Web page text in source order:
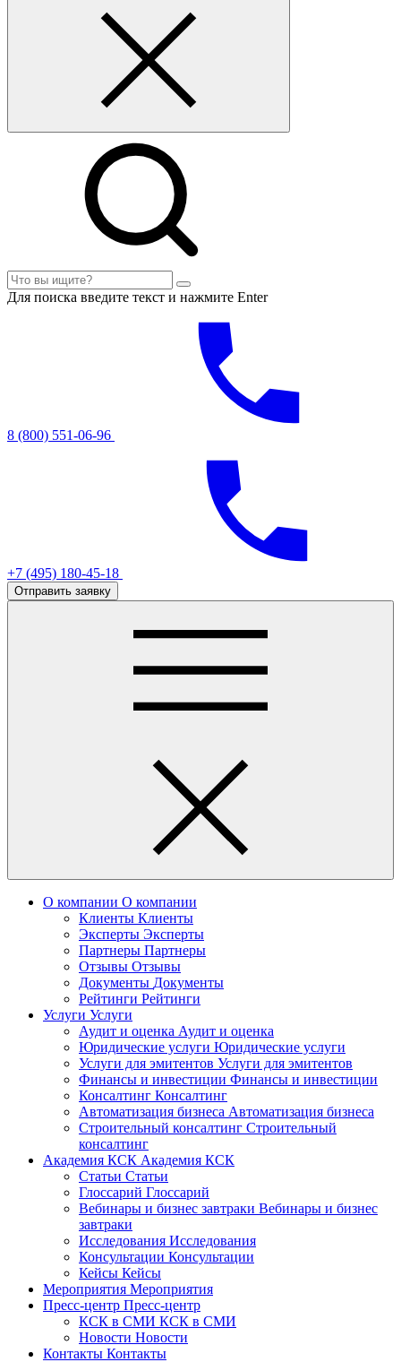
Для поиска введите текст и нажмите Enter
8 (800) 551-06-96
+7 (495) 180-45-18
Отправить заявку
О компании О компании
Клиенты Клиенты
Эксперты Эксперты
Партнеры Партнеры
Отзывы Отзывы
Документы Документы
Рейтинги Рейтинги
Услуги Услуги
Аудит и оценка Аудит и оценка
Юридические услуги Юридические услуги
Услуги для эмитентов Услуги для эмитентов
Финансы и инвестиции Финансы и инвестиции
Консалтинг Консалтинг
Автоматизация бизнеса Автоматизация бизнеса
Строительный консалтинг Строительный
консалтинг
Академия КСК Академия КСК
Статьи Статьи
Глоссарий Глоссарий
Вебинары и бизнес завтраки Вебинары и бизнес
завтраки
Исследования Исследования
Консультации Консультации
Кейсы Кейсы
Мероприятия Мероприятия
Пресс-центр Пресс-центр
КСК в СМИ КСК в СМИ
Новости Новости
Контакты Контакты